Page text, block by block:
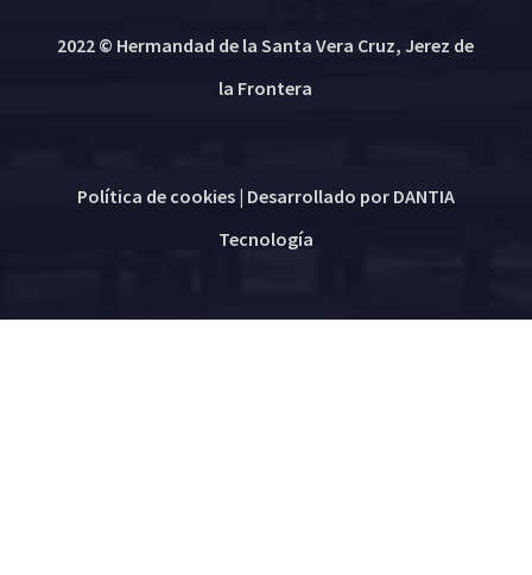
2022 © Hermandad de la Santa Vera Cruz, Jerez de
la Frontera
Política de cookies| Desarrollado por DANTIA
Tecnología